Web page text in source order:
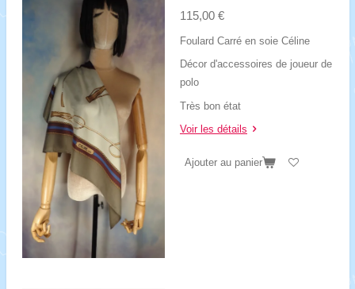
115,00 €
Foulard Carré en soie Céline
Décor d'accessoires de joueur de
polo
Très bon état
Voir les détails
Ajouter au panier